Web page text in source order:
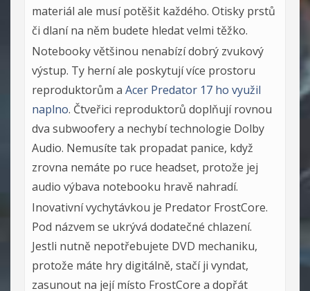
materiál ale musí potěšit každého. Otisky prstů
či dlaní na něm budete hledat velmi těžko.
Notebooky většinou nenabízí dobrý zvukový
výstup. Ty herní ale poskytují více prostoru
reproduktorům a Acer Predator 17 ho využil
naplno. Čtveřici reproduktorů doplňují rovnou
dva subwoofery a nechybí technologie Dolby
Audio. Nemusíte tak propadat panice, když
zrovna nemáte po ruce headset, protože jej
audio výbava notebooku hravě nahradí.
Inovativní vychytávkou je Predator FrostCore.
Pod názvem se ukrývá dodatečné chlazení.
Jestli nutně nepotřebujete DVD mechaniku,
protože máte hry digitálně, stačí ji vyndat,
zasunout na její místo FrostCore a dopřát